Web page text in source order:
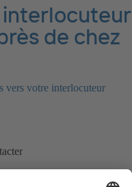
de chez
vers votre interlocuteur